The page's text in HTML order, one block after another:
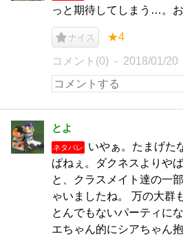
っと期待してしまう…
ナイス ★4
コメント(0) 2018/01/20
とよ
ネタバレ
いやぁ。たまげた
ぱねぇ。ダクネスよりや
と、クラスメイト達の一
ゃいましたね。 万の大群
とんでもないパーティに
エちゃん的にシアちゃん